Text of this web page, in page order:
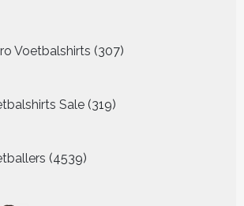
Voetbalshirts 307
producten
Sale 319
319
producten
4539
producten